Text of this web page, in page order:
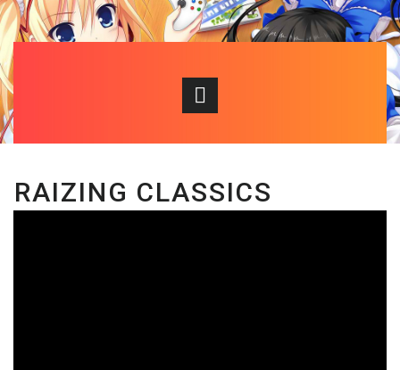
RAIZING CLASSICS